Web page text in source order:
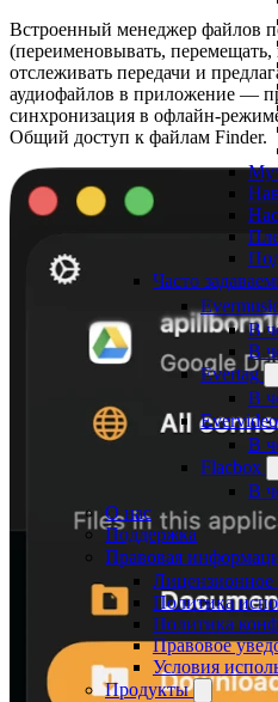
Часто
В
В
Evertag
В
Evervideo
В
Flacbox
В
О нас
Поддержка
Правовая
Лицензионное
Политика
Политика
Правовое
Условия
Продукты
Встроенный менеджер файлов
(переименовывать, перемещать,
отслеживать передачи и
аудиофайлов в приложение —
синхронизация в офлайн-
Общий доступ к файлам Finder.